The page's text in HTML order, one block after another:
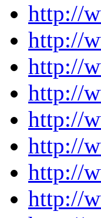
http://
http://
http://
http://
http://
http://
http://
http://